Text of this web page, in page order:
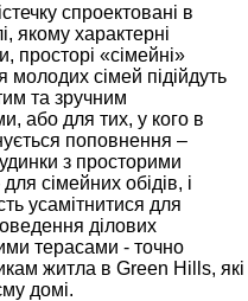
спроектовані в
якому характерні
просторі «сімейні»
молодих сімей підійдуть
та зручним
або для тих, у кого в
поповнення –
з просторими
сімейних обідів, і
усамітнитися для
ділових
терасами - точно
житла в Green Hills, які
домі.